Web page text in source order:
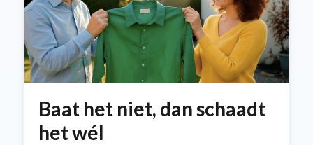
Baat het niet, dan schaadt
het wél